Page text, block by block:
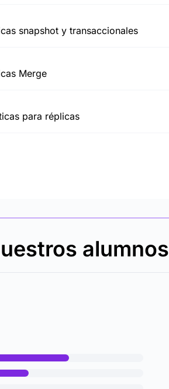
snapshot y transaccionales
Merge
para réplicas
alumnos